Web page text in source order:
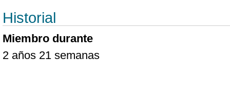
Historial
Miembro durante
2 años 21 semanas